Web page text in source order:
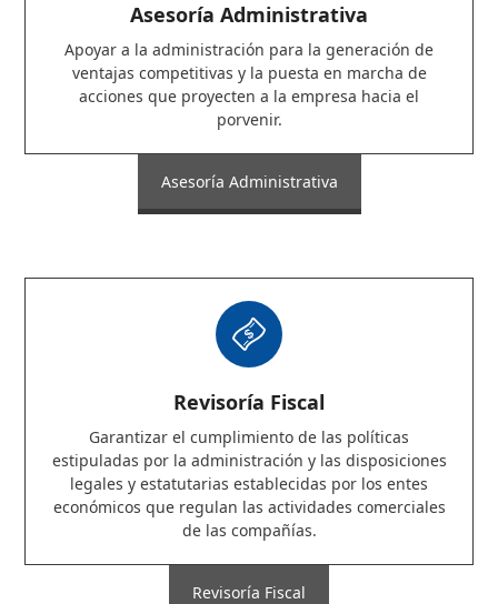
Asesoría Administrativa
Apoyar a la administración para la generación de
ventajas competitivas y la puesta en marcha de
acciones que proyecten a la empresa hacia el
porvenir.
Asesoría Administrativa
Revisoría Fiscal
Garantizar el cumplimiento de las políticas
estipuladas por la administración y las disposiciones
legales y estatutarias establecidas por los entes
económicos que regulan las actividades comerciales
de las compañías.
Revisoría Fiscal